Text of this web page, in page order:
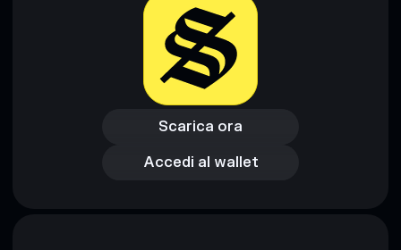
Scarica ora
Scarica ora
Accedi al wallet
Accedi al wallet